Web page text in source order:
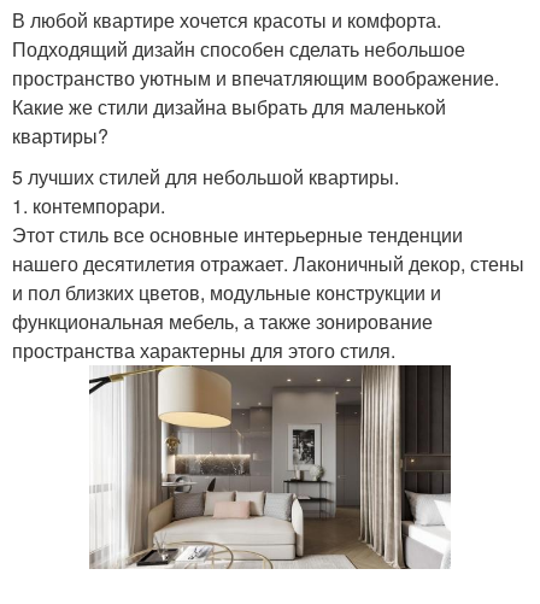
В любой квартире хочется красоты и комфорта.
Подходящий дизайн способен сделать небольшое
пространство уютным и впечатляющим воображение.
Какие же стили дизайна выбрать для маленькой
квартиры?
5 лучших стилей для небольшой квартиры.
1. контемпорари.
Этот стиль все основные интерьерные тенденции
нашего десятилетия отражает. Лаконичный декор, стены
и пол близких цветов, модульные конструкции и
функциональная мебель, а также зонирование
пространства характерны для этого стиля.